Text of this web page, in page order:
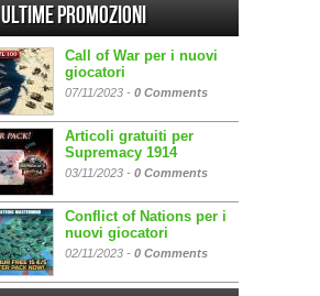
Ultime promozioni
Call of War per i nuovi
giocatori
07/11/2023 - 0 Comments
Articoli gratuiti per
Supremacy 1914
03/11/2023 - 0 Comments
Conflict of Nations per i
nuovi giocatori
02/11/2023 - 0 Comments